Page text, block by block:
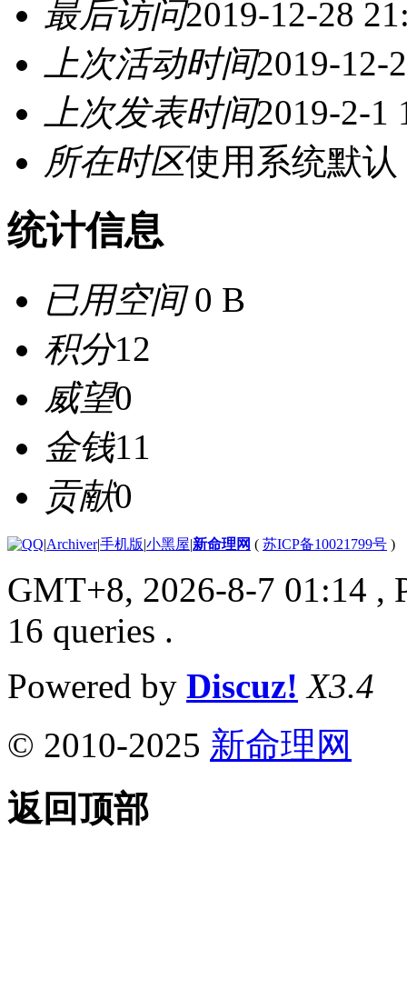
最后访问2019-12-28
上次活动时间2019-12-
上次发表时间2019-2-1
所在时区使用系统默认
统计信息
已用空间0 B
积分12
威望0
金钱11
贡献0
|Archiver|手机版|小黑屋|新命理网 ( 苏ICP备10021799号 )
GMT+8, 2026-8-7 01:14 ,
16 queries .
Powered by Discuz! X3.4
© 2010-2025 新命理网
返回顶部